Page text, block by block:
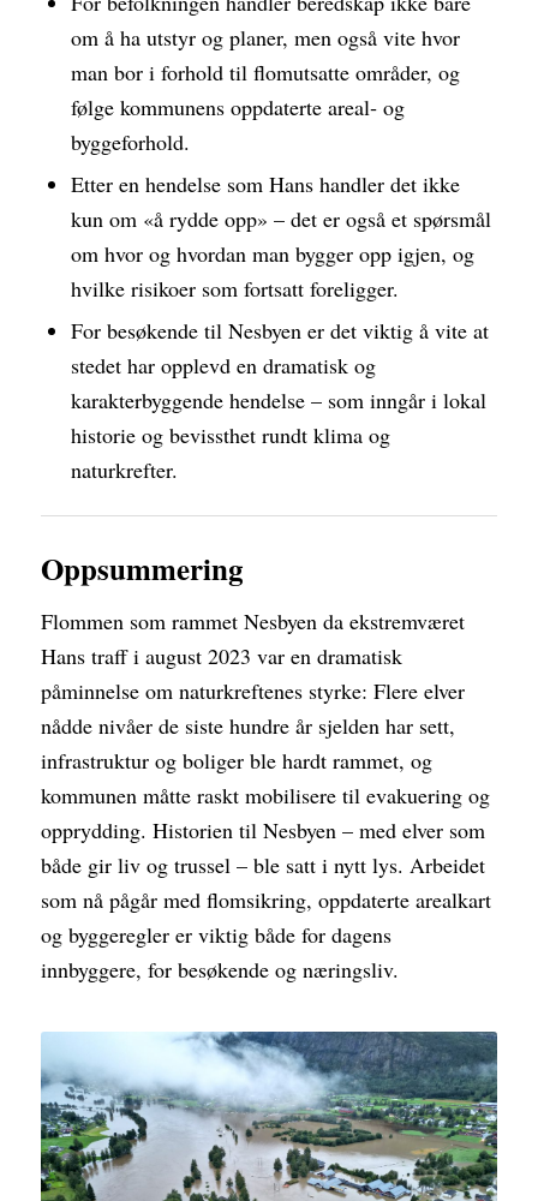
om å ha utstyr og planer, men også vite hvor
man bor i forhold til flomutsatte områder, og
følge kommunens oppdaterte areal‐ og
byggeforhold.
Etter en hendelse som Hans handler det ikke
kun om «å rydde opp» – det er også et spørsmål
om hvor og hvordan man bygger opp igjen, og
hvilke risikoer som fortsatt foreligger.
For besøkende til Nesbyen er det viktig å vite at
stedet har opplevd en dramatisk og
karakterbyggende hendelse – som inngår i lokal
historie og bevissthet rundt klima og
naturkrefter.
Oppsummering
Flommen som rammet Nesbyen da ekstremværet
Hans traff i august 2023 var en dramatisk
påminnelse om naturkreftenes styrke: Flere elver
nådde nivåer de siste hundre år sjelden har sett,
infrastruktur og boliger ble hardt rammet, og
kommunen måtte raskt mobilisere til evakuering og
opprydding. Historien til Nesbyen – med elver som
både gir liv og trussel – ble satt i nytt lys. Arbeidet
som nå pågår med flomsikring, oppdaterte arealkart
og byggeregler er viktig både for dagens
innbyggere, for besøkende og næringsliv.